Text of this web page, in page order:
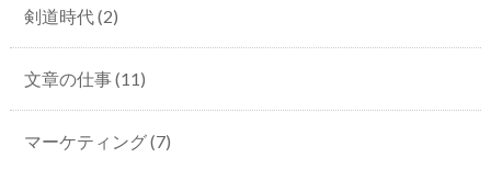
剣道時代(2)
文章の仕事(11)
マーケティング(7)